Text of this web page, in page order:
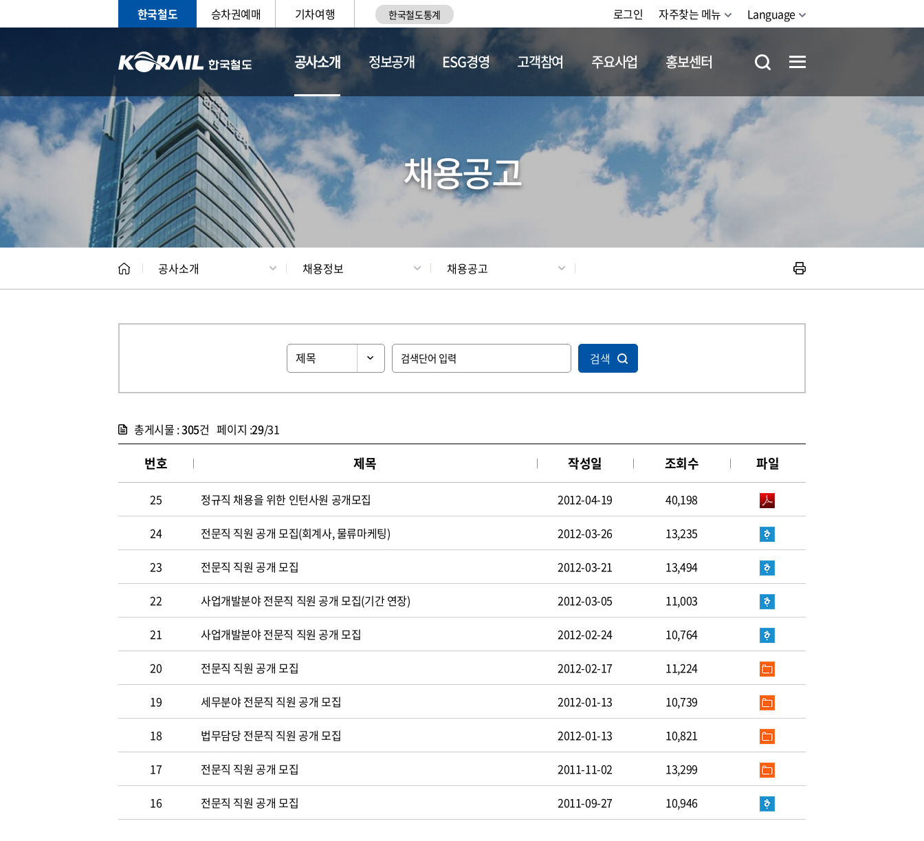
한국철도 승차권예매 기차여행 한국철도통계 로그인 자주찾는 메뉴 Language
공사소개
CEO 일반현황 채용정보
정보공개 ESG경영 고객참여 주요사업 홍보센터
채용공고
공사소개 채용정보 채용공고
검색
총게시물 :305건 페이지 :29/31
번호 제목 작성일 조회수 파일
25 정규직 채용을 위한 인턴사원 공개모집 2012-04-19 40,198
24 전문직 직원 공개 모집(회계사, 물류마케팅) 2012-03-26 13,235
23 전문직 직원 공개 모집 2012-03-21 13,494
22 사업개발분야 전문직 직원 공개 모집(기간 연장) 2012-03-05 11,003
21 사업개발분야 전문직 직원 공개 모집 2012-02-24 10,764
20 전문직 직원 공개 모집 2012-02-17 11,224
19 세무분야 전문직 직원 공개 모집 2012-01-13 10,739
18 법무담당 전문직 직원 공개 모집 2012-01-13 10,821
17 전문직 직원 공개 모집 2011-11-02 13,299
16 전문직 직원 공개 모집 2011-09-27 10,946